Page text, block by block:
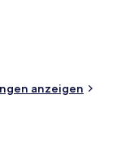
Unterkunft
anzeigen